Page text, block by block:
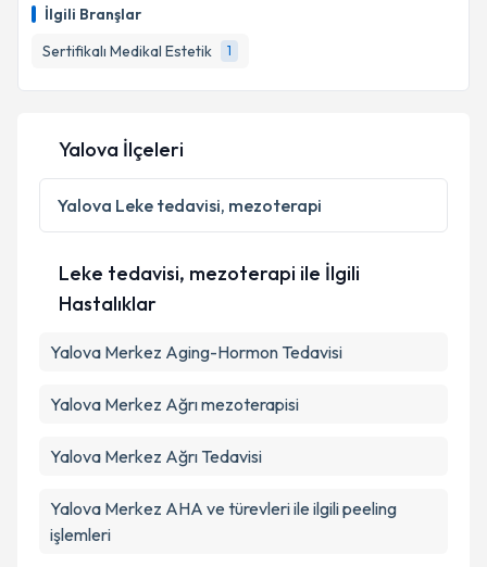
İlgili Branşlar
Sertifikalı Medikal Estetik
1
Yalova İlçeleri
Yalova Leke tedavisi, mezoterapi
Leke tedavisi, mezoterapi ile İlgili
Hastalıklar
Yalova Merkez Aging-Hormon Tedavisi
Yalova Merkez Ağrı mezoterapisi
Yalova Merkez Ağrı Tedavisi
Yalova Merkez AHA ve türevleri ile ilgili peeling
işlemleri